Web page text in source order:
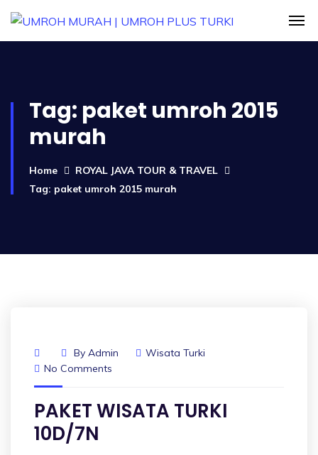
Tag: paket umroh 2015
murah
Home
ROYAL JAVA TOUR & TRAVEL
Tag: paket umroh 2015 murah
By Admin
Wisata Turki
No Comments
PAKET WISATA TURKI
10D/7N